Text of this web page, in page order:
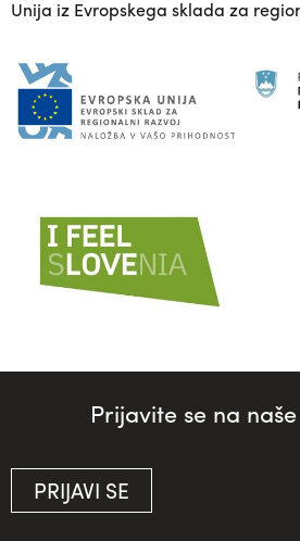
Unija iz Evropskega sklada za
Prijavite se na
PRIJAVI SE